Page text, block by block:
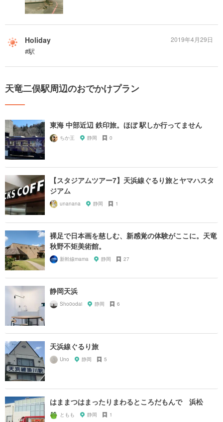
Holiday
#駅
2019年4月29日
天竜二俣駅周辺のおでかけプラン
東海 中部近辺 鉄印旅。ほぼ 駅しか行ってません
ちか王 静岡 0
【スタジアムツアー7】天浜線ぐるり旅とヤマハスタ
ジアム
unanana 静岡 1
裸足で日本画を慈しむ、新感覚の体験がここに。天竜
秋野不矩美術館。
新幹線mama 静岡 27
静岡天浜
Sho0odai 静岡 6
天浜線ぐるり旅
Uno 静岡 5
はままつはまったりまわるところだもんで 浜松
ともも 静岡 1